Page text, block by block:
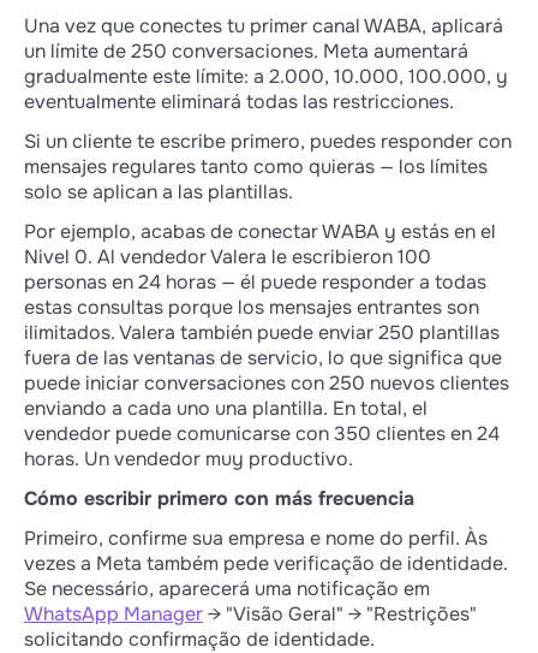
Una vez que conectes tu primer canal WABA, aplicará
un límite de 250 conversaciones. Meta aumentará
gradualmente este límite: a 2.000, 10.000, 100.000, y
eventualmente eliminará todas las restricciones.
Si un cliente te escribe primero, puedes responder con
mensajes regulares tanto como quieras — los límites
solo se aplican a las plantillas.
Por ejemplo, acabas de conectar WABA y estás en el
Nivel 0. Al vendedor Valera le escribieron 100
personas en 24 horas — él puede responder a todas
estas consultas porque los mensajes entrantes son
ilimitados. Valera también puede enviar 250 plantillas
fuera de las ventanas de servicio, lo que significa que
puede iniciar conversaciones con 250 nuevos clientes
enviando a cada uno una plantilla. En total, el
vendedor puede comunicarse con 350 clientes en 24
horas. Un vendedor muy productivo.
Cómo escribir primero con más frecuencia
Primeiro, confirme sua empresa e nome do perfil. Às
vezes a Meta também pede verificação de identidade.
Se necessário, aparecerá uma notificação em
WhatsApp Manager→ "Visão Geral" → "Restrições"
solicitando confirmação de identidade.